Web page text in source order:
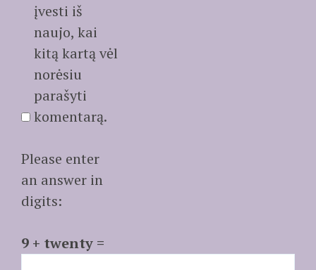
įvesti iš
naujo, kai
kitą kartą vėl
norėsiu
parašyti
komentarą.
Please enter
an answer in
digits:
9 + twenty =